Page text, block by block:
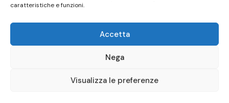
caratteristiche e funzioni.
Accetta
Nega
Visualizza le preferenze
Firenze - SEO BY SIMONE ROMPIETTI SR WEB
Informativa sulla raccolta
Le tue preferenze relative alla privacy